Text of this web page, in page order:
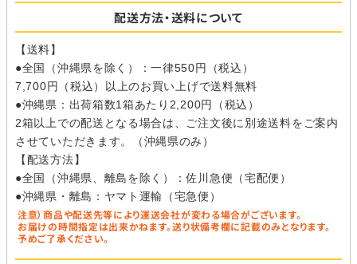
配送方法・送料について
【送料】
●全国（沖縄県を除く）：一律550円（税込）
7,700円（税込）以上のお買い上げで送料無料
●沖縄県：出荷箱数1箱あたり2,200円（税込）
2箱以上での配送となる場合は、ご注文後に別途送料をご案内
させていただきます。（沖縄県のみ）
【配送方法】
●全国（沖縄県、離島を除く）：佐川急便（宅配便）
●沖縄県・離島：ヤマト運輸（宅急便）
注意）商品や配送先等により運送会社が変わる場合がございます。
お届けの時間指定は出来かねます。送り状備考欄に記載のみとなります。
予めご了承ください。